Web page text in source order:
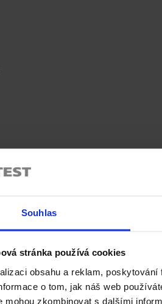
Souhlas
stránka používá cookies
obsahu a reklam,
o tom, jak náš web
mohou zkombinovat s dalšími